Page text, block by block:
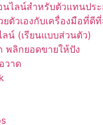
ไลน์สำหรับตัวแทนปร
ยตัวเองกับเครื่องมือที่ดี
น์ (เรียนแบบส่วนตัว)
พลิกยอดขายให้ปัง
วาด